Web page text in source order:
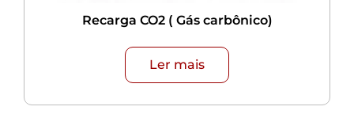
Recarga CO2 ( Gás carbônico)
Ler mais